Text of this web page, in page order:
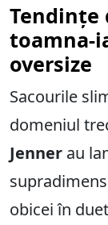
Tendințe
toamna-
oversize
Sacourile
domeniul
Jenner au
obicei în